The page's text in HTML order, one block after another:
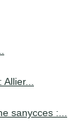
sanycces :...